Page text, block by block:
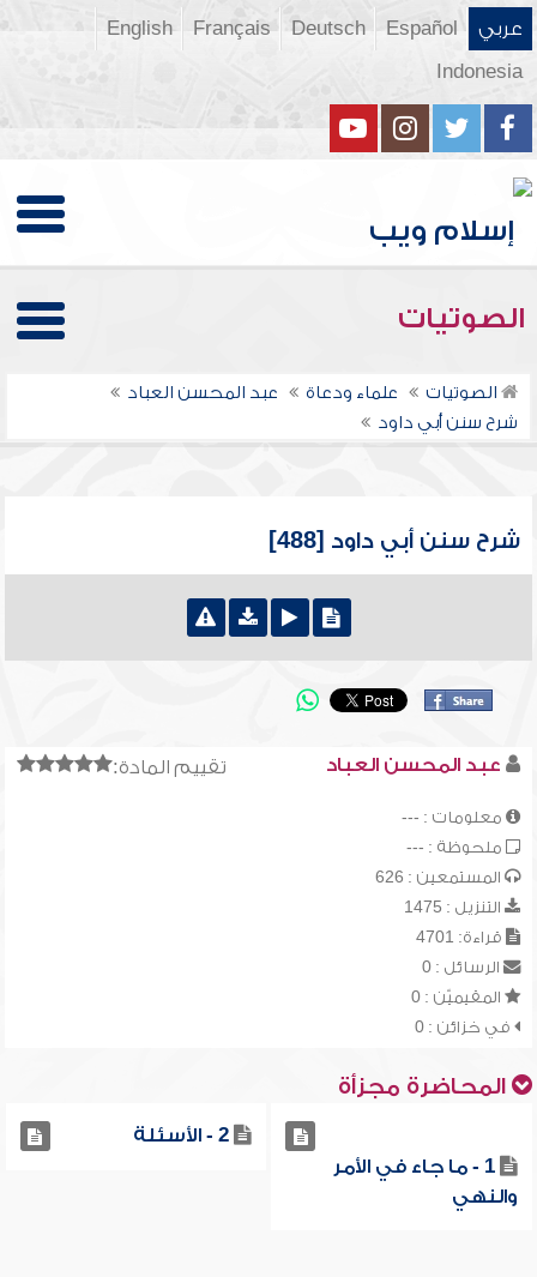
عربي Español
Deutsch
Français
English
Indonesia
الصوتيات
الصوتيات علماء ودعاة
عبد المحسن العباد
شرح سنن أبي داود
شرح سنن أبي داود [488]
تقييم المادة: عبد المحسن العباد
معلومات : ---
ملحوظة : ---
المستمعين : 626
التنزيل : 1475
قراءة: 4701
الرسائل : 0
المقيميّن : 0
في خزائن : 0
المحاضرة مجزأة
1 - ما جاء في الأمر
والنهي
2 - الأسئلة